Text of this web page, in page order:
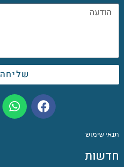
שליחה
תנאי שימוש
חדשות